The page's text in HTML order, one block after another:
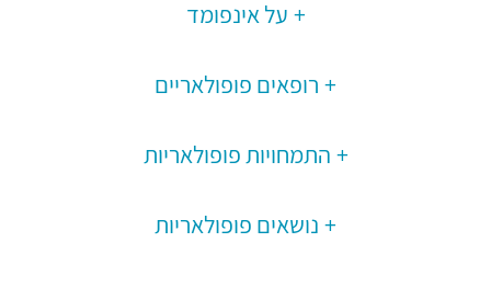
על אינפומד
רופאים פופולאריים
התמחויות פופולאריות
נושאים פופולאריות